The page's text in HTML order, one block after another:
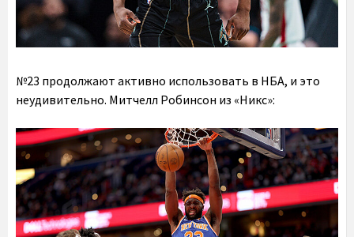
№23 продолжают активно использовать в НБА, и это
неудивительно. Митчелл Робинсон из «Никс»: